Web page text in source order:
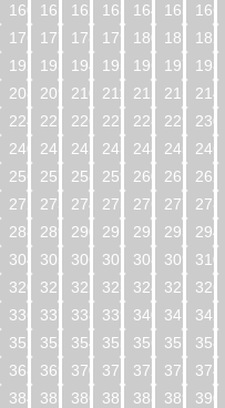
160
161 162 163 164 165 166
176
177 178 179 180 181 182
192
193 194 195 196 197 198
208
209 210 211 212 213 214
224
225 226 227 228 229 230
240
241 242 243 244 245 246
256
257 258 259 260 261 262
272
273 274 275 276 277 278
288
289 290 291 292 293 294
304
305 306 307 308 309 310
320
321 322 323 324 325 326
336
337 338 339 340 341 342
352
353 354 355 356 357 358
368
369 370 371 372 373 374
384
385 386 387 388 389 390